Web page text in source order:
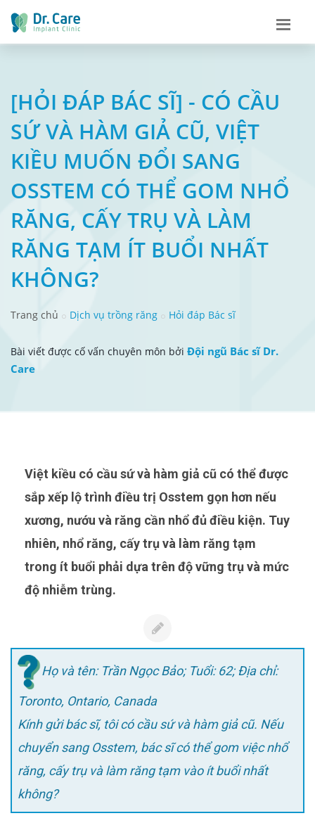
[HỎI ĐÁP BÁC SĨ] - CÓ CẦU
SỨ VÀ HÀM GIẢ CŨ, VIỆT
KIỀU MUỐN ĐỔI SANG
OSSTEM CÓ THỂ GOM NHỔ
RĂNG, CẤY TRỤ VÀ LÀM
RĂNG TẠM ÍT BUỔI NHẤT
KHÔNG?
Trang chủ Dịch vụ trồng răng Hỏi đáp Bác sĩ
Bài viết được cố vấn chuyên môn bởi Đội ngũ Bác sĩ Dr.
Care
Việt kiều có cầu sứ và hàm giả cũ có thể được
sắp xếp lộ trình điều trị Osstem gọn hơn nếu
xương, nướu và răng cần nhổ đủ điều kiện. Tuy
nhiên, nhổ răng, cấy trụ và làm răng tạm
trong ít buổi phải dựa trên độ vững trụ và mức
độ nhiễm trùng.
Họ và tên: Trần Ngọc Bảo; Tuổi: 62; Địa chỉ:
Toronto, Ontario, Canada
Kính gửi bác sĩ, tôi có cầu sứ và hàm giả cũ. Nếu
chuyển sang Osstem, bác sĩ có thể gom việc nhổ
răng, cấy trụ và làm răng tạm vào ít buổi nhất
không?